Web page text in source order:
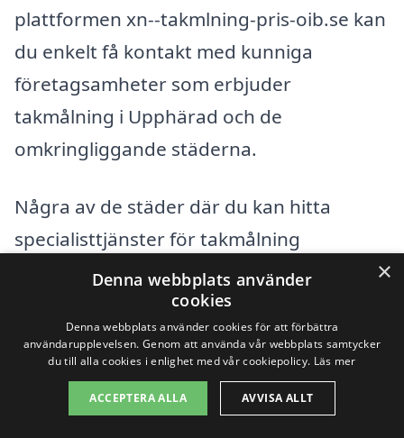
plattformen xn--takmlning-pris-oib.se kan
du enkelt få kontakt med kunniga
företagsamheter som erbjuder
takmålning i Upphärad och de
omkringliggande städerna.
Några av de städer där du kan hitta
specialisttjänster för takmålning
inkluderar:
Trollhättan
Vänersborg
Lilla Edet
×
Denna webbplats använder
cookies
Denna webbplats använder cookies för att förbättra
användarupplevelsen. Genom att använda vår webbplats samtycker
du till alla cookies i enlighet med vår cookiepolicy. Läs mer
ACCEPTERA ALLA AVVISA ALLT